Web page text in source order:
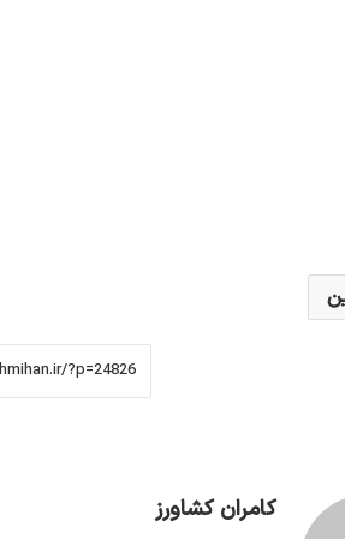
کامران کشاورز